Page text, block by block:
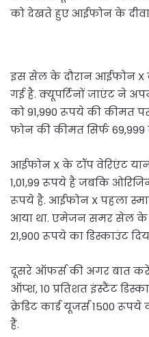
को देखते हुए आईफोन के
इस सेल के दौरान आईफोन X
गई है. क्यूपर्टिनों जाएंट ने
को 91,990 रूपये की कीमत
फोन की कीमत सिर्फ 69,999
आईफोन X के टॉप वेरिएंट
1,01,99 रूपये है जबकि
रूपये है. आईफोन X पहला
आया था. एमेजन समर सेल के
21,900 रूपये का डिस्काउंट
दूसरे ऑफर्स की अगर बात
ऑप्श, 10 प्रतिशत इंस्टैंट
क्रेडिट कार्ड यूजर्स 1500
हैं.